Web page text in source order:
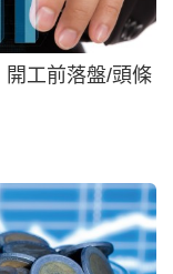
工前落盤/頭條